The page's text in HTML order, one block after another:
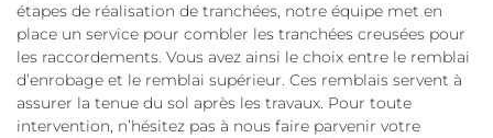
étapes de réalisation de tranchées, notre équipe met en
place un service pour combler les tranchées creusées pour
les raccordements. Vous avez ainsi le choix entre le remblai
d’enrobage et le remblai supérieur. Ces remblais servent à
assurer la tenue du sol après les travaux. Pour toute
intervention, n’hésitez pas à nous faire parvenir votre